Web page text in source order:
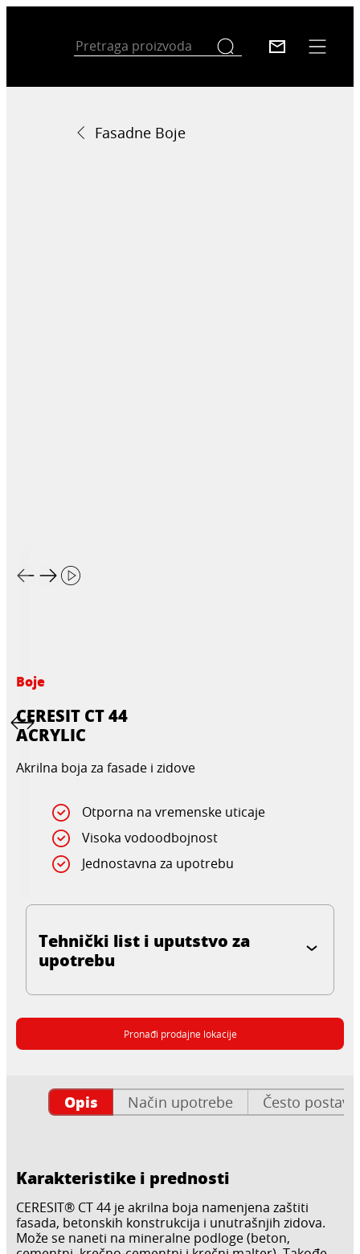
Fasadne Boje
Boje
CERESIT CT 44
ACRYLIC
Akrilna boja za fasade i zidove
Otporna na vremenske uticaje
Visoka vodoodbojnost
Jednostavna za upotrebu
Tehnički list i uputstvo za
upotrebu
Pronađi prodajne lokacije
Opis Način upotrebe Često
Karakteristike i prednosti
CERESIT® CT 44 je akrilna boja namenjena zaštiti
fasada, betonskih konstrukcija i unutrašnjih zidova.
Može se naneti na mineralne podloge (beton,